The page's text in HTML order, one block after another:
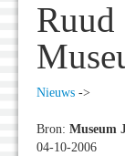
Nieuws ->
Bron: Museum
04-10-2006